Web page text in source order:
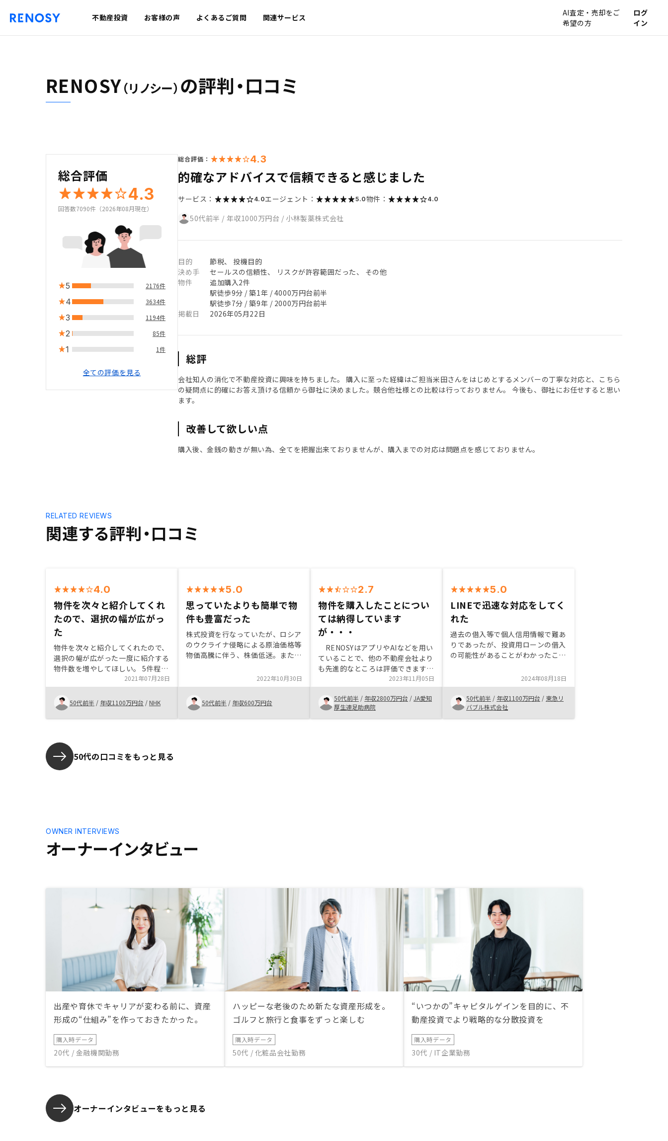
不動産投資 お客様の声 よくあるご質問 関連サービス
AI査定・売却をご
希望の方
ログ
イン
RENOSY（リノシー） の評判・口コミ
総合評価
4.3
回答数7090件（2026年08月現在）
5 2176件
4 3634件
3 1194件
2 85件
1 1件
全ての評価を見る
総合評価： 4.3
的確なアドバイスで信頼できると感じました
サービス： 4.0エージェント： 5.0物件： 4.0
50代前半 / 年収1000万円台 / 小林製薬株式会社
目的
節税、 投機目的
決め手
セールスの信頼性、 リスクが許容範囲だった、 その他
物件
追加購入2件
駅徒歩9分 / 築1年 / 4000万円台前半
駅徒歩7分 / 築9年 / 2000万円台前半
掲載日
2026年05月22日
総評
会社知人の消化で不動産投資に興味を持ちました。 購入に至った経緯はご担当米田さんをはじめとするメンバーの丁寧な対応と、こちら
の疑問点に的確にお答え頂ける信頼から御社に決めました。競合他社様との比較は行っておりません。 今後も、御社にお任せすると思い
ます。
改善して欲しい点
購入後、金銭の動きが無い為、全てを把握出来ておりませんが、購入までの対応は問題点を感じておりません。
関連する評判・口コミ
RELATED REVIEWS
4.0
物件を次々と紹介してくれ
たので、選択の幅が広がっ
た
物件を次々と紹介してくれたので、
選択の幅が広がった一度に紹介する
物件数を増やしてほしい。 5件程度
2021年07月28日
50代前半 / 年収1100万円台 /NHK
5.0
思っていたよりも簡単で物
件も豊富だった
株式投資を行なっていたが、ロシア
のウクライナ侵略による原油価格等
物価高騰に伴う、株価低迷。また、
たため、株式投資以外の資産運用を
考えていたところでタイミング良く
RENOSYと出会った。担当営業と話
をして、不明点の解消ができてよか
った。
2022年10月30日
50代前半 / 年収600万円台
2.7
物件を購入したことについ
ては納得しています
が・・・
RENOSYはアプリやAIなどを用い
ていることで、他の不動産会社より
も先進的なところは評価できます。
もちろん物件を紹介いただいた担当
者にも感謝はしています。しかしな
がら、正直なところいきなり９件も
の物件を紹介されたうえ、キャッシ
ュフローの不安などについていくら
2023年11月05日
50代前半 / 年収2800万円台 /JA愛知
厚生連足助病院
5.0
LINEで迅速な対応をしてく
れた
過去の借入等で個人信用情報で難あ
りであったが、投資用ローンの借入
の可能性があることがわかったこと
また、老後を見据えて年金プラスα
の収入が欲しかった。収入と支出も
ほぼイコールであったため購入出来
そうだと判断しました。担当者も若
いのに良い対応でした。レスポンス
2024年08月18日
50代前半 / 年収1100万円台 / 東急リ
バブル株式会社
50代の口コミをもっと見る
オーナーインタビュー
OWNER INTERVIEWS
出産や育休でキャリアが変わる前に、資産
形成の“仕組み”を作っておきたかった。
購入時データ
20代 / 金融機関勤務
ハッピーな老後のため新たな資産形成を。
ゴルフと旅行と食事をずっと楽しむ
購入時データ
50代 / 化粧品会社勤務
“いつかの”キャピタルゲインを目的に、不
動産投資でより戦略的な分散投資を
購入時データ
30代 / IT企業勤務
オーナーインタビューをもっと見る